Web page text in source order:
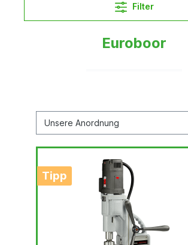
Filter
Euroboor
Tipp